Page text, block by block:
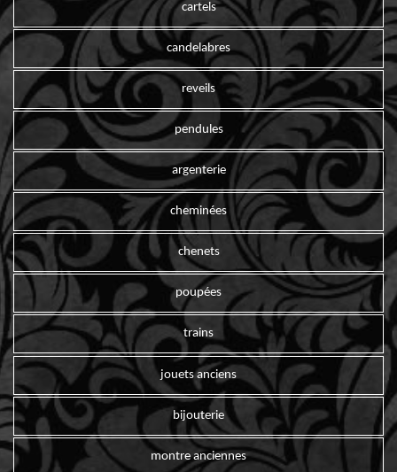
cartels
candelabres
reveils
pendules
argenterie
cheminées
chenets
poupées
trains
jouets anciens
bijouterie
montre anciennes